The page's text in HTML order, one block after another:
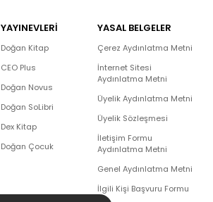
YAYINEVLERİ
Doğan Kitap
CEO Plus
Doğan Novus
Doğan SoLibri
Dex Kitap
Doğan Çocuk
YASAL BELGELER
Çerez Aydınlatma Metni
İnternet Sitesi
Aydınlatma Metni
Üyelik Aydınlatma Metni
Üyelik Sözleşmesi
İletişim Formu
Aydınlatma Metni
Genel Aydınlatma Metni
İlgili Kişi Başvuru Formu